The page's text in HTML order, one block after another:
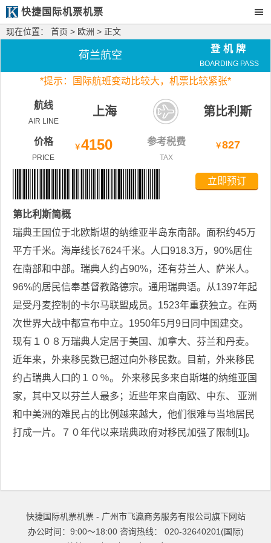
快捷国际机票机票
现在位置： 首页 > 欧洲 > 正文
荷兰航空
登机牌
BOARDING PASS
*提示：国际航班变动比较大， 机票比较紧张*
航线
AIR LINE
上海 第比利斯
价格
PRICE
￥4150 参考税费
TAX
￥827
立即预订
第比利斯简概
瑞典王国位于北欧斯堪的纳维亚半岛东南部。面积约45万
平方千米。海岸线长7624千米。人口918.3万，90%居住
在南部和中部。瑞典人约占90%，还有芬兰人、萨米人。
96%的居民信奉基督教路德宗。通用瑞典语。从1397年起
是受丹麦控制的卡尔马联盟成员。1523年重获独立。在两
次世界大战中都宣布中立。1950年5月9日同中国建交。
现有１０８万瑞典人定居于美国、加拿大、芬兰和丹麦。
近年来，外来移民数已超过向外移民数。目前，外来移民
约占瑞典人口的１０％。 外来移民多来自斯堪的纳维亚国
家，其中又以芬兰人最多；近些年来自南欧、中东、 亚洲
和中美洲的难民占的比例越来越大，他们很难与当地居民
打成一片。７０年代以来瑞典政府对移民加强了限制[1]。
快捷国际机票机票 - 广州市飞瀛商务服务有限公司旗下网站
办公时间：9:00～18:00 咨询热线： 020-32640201(国际)